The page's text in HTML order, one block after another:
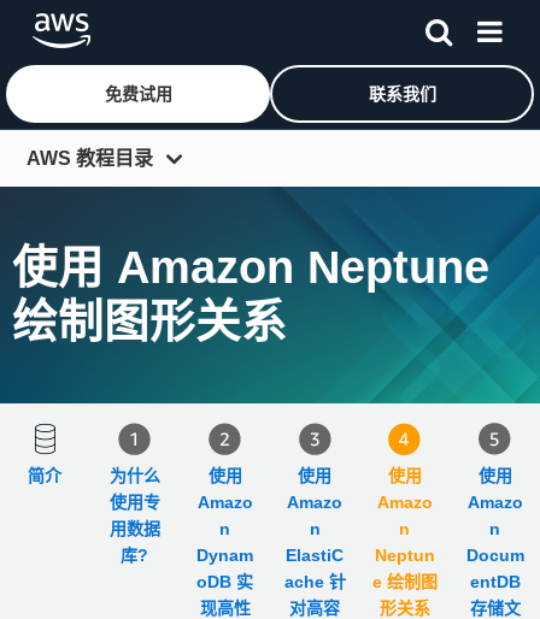
跳至主要内容
免费试用 联系我们
AWS 教程目录
开发人员中心
IT 专家中心
更多资源
使用 Amazon Neptune
绘制图形关系
简介
为什么
使用专
用数据
库?
使用
Amazo
n
Dynam
oDB 实
现高性
使用
Amazo
n
ElastiC
ache 针
对高容
使用
Amazo
n
Neptun
e 绘制图
形关系
使用
Amazo
n
Docum
entDB
存储文